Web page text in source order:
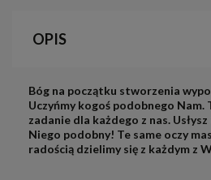
OPIS
Bóg na początku stworzenia
Uczyńmy kogoś podobnego Nam.
zadanie dla każdego z nas.
Niego podobny! Te same oczy
radością dzielimy się z każdym z